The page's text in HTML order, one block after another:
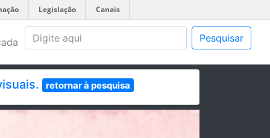
Legislação Canais
Pesquisar
retornar à pesquisa